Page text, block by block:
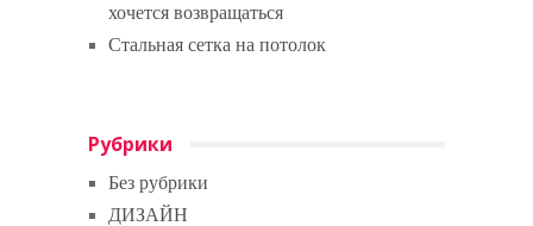
хочется возвращаться
Стальная сетка на потолок
Рубрики
Без рубрики
ДИЗАЙН